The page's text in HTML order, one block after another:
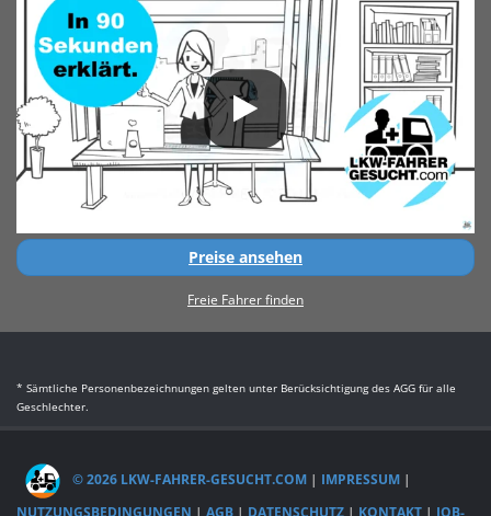
Preise ansehen
Freie Fahrer finden
* Sämtliche Personenbezeichnungen gelten unter Berücksichtigung des AGG für alle
Geschlechter.
© 2026 LKW-FAHRER-GESUCHT.COM | IMPRESSUM |